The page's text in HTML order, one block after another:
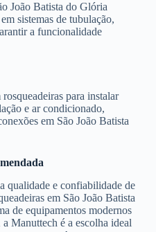
João Batista do Glória
sistemas de tubulação,
a funcionalidade
para instalar
e ar condicionado,
em São João Batista
qualidade e confiabilidade de
em São João Batista
de equipamentos modernos
Manuttech é a escolha ideal